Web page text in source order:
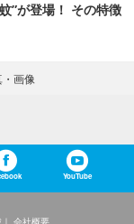
”が登場！ その特徴
画像
YouTube
会社概要